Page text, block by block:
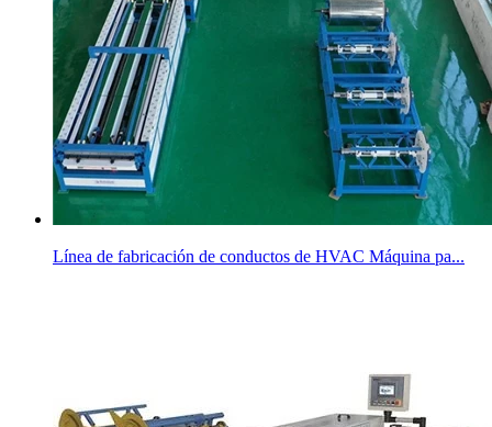
Línea de fabricación de conductos de HVAC Máquina pa...